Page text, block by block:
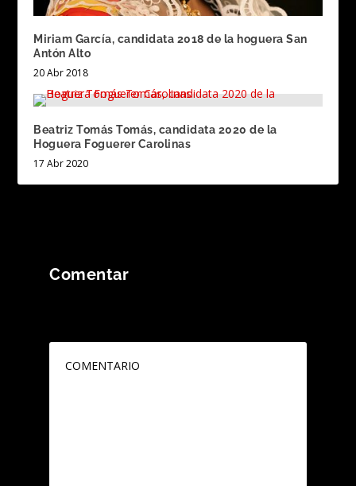
Miriam García, candidata 2018 de la hoguera San
Antón Alto
20 Abr 2018
Beatriz Tomás Tomás, candidata 2020 de la
Hoguera Foguerer Carolinas
17 Abr 2020
Comentar